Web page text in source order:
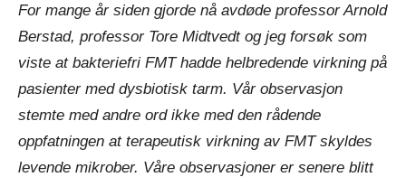
For mange år siden gjorde nå avdøde professor Arnold
Berstad, professor Tore Midtvedt og jeg forsøk som
viste at bakteriefri FMT hadde helbredende virkning på
pasienter med dysbiotisk tarm. Vår observasjon
stemte med andre ord ikke med den rådende
oppfatningen at terapeutisk virkning av FMT skyldes
levende mikrober. Våre observasjoner er senere blitt